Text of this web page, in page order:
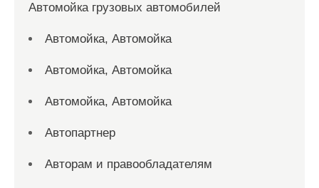
Автомойка грузовых автомобилей
Автомойка, Автомойка
Автомойка, Автомойка
Автомойка, Автомойка
Автопартнер
Авторам и правообладателям